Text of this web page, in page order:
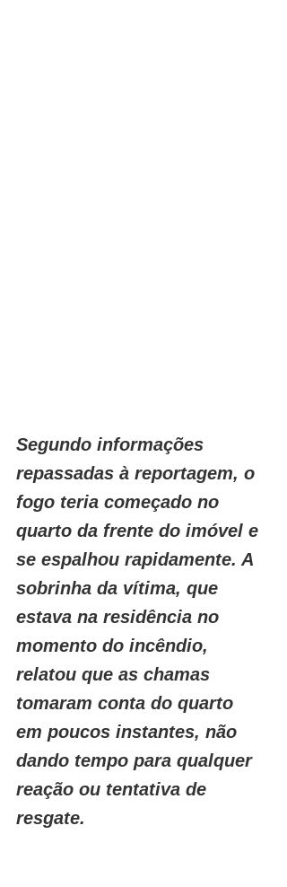
Segundo informações
repassadas à reportagem, o
fogo teria começado no
quarto da frente do imóvel e
se espalhou rapidamente. A
sobrinha da vítima, que
estava na residência no
momento do incêndio,
relatou que as chamas
tomaram conta do quarto
em poucos instantes, não
dando tempo para qualquer
reação ou tentativa de
resgate.